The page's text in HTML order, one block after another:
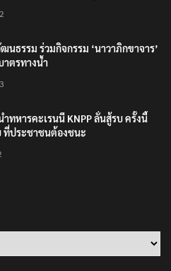
นธรรม ร่วมกิจกรรม ‘นาวาภิกขาจาร’
ตรทางน้ำ
ำทหารคะเรนนี KNPP ลั่นสู้รบ ครั้งนี้
ที่ประชาชนต้องชนะ